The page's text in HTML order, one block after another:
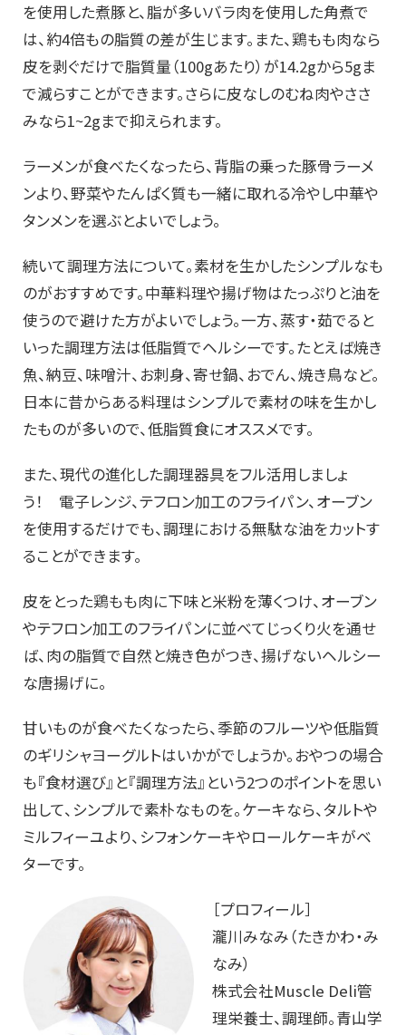
を使用した煮豚と、脂が多いバラ肉を使用した角煮で
は、約4倍もの脂質の差が生じます。また、鶏もも肉なら
皮を剥ぐだけで脂質量（100gあたり）が14.2gから5gま
で減らすことができます。さらに皮なしのむね肉やささ
みなら1~2gまで抑えられます。
ラーメンが食べたくなったら、背脂の乗った豚骨ラーメ
ンより、野菜やたんぱく質も一緒に取れる冷やし中華や
タンメンを選ぶとよいでしょう。
続いて調理方法について。素材を生かしたシンプルなも
のがおすすめです。中華料理や揚げ物はたっぷりと油を
使うので避けた方がよいでしょう。一方、蒸す・茹でると
いった調理方法は低脂質でヘルシーです。たとえば焼き
魚、納豆、味噌汁、お刺身、寄せ鍋、おでん、焼き鳥など。
日本に昔からある料理はシンプルで素材の味を生かし
たものが多いので、低脂質食にオススメです。
また、現代の進化した調理器具をフル活用しましょ
う！ 電子レンジ、テフロン加工のフライパン、オーブン
を使用するだけでも、調理における無駄な油をカットす
ることができます。
皮をとった鶏もも肉に下味と米粉を薄くつけ、オーブン
やテフロン加工のフライパンに並べてじっくり火を通せ
ば、肉の脂質で自然と焼き色がつき、揚げないヘルシー
な唐揚げに。
甘いものが食べたくなったら、季節のフルーツや低脂質
のギリシャヨーグルトはいかがでしょうか。おやつの場合
も『食材選び』と『調理方法』という2つのポイントを思い
出して、シンプルで素朴なものを。ケーキなら、タルトや
ミルフィーユより、シフォンケーキやロールケーキがベ
ターです。
［プロフィール］
瀧川みなみ（たきかわ・み
なみ）
株式会社Muscle Deli管
理栄養士、調理師。青山学